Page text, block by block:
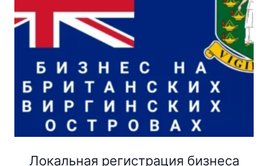
Локальная регистрация бизнеса